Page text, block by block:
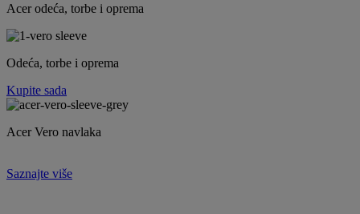
Acer odeća, torbe i oprema
Odeća, torbe i oprema
Kupite sada
Acer Vero navlaka
Saznajte više